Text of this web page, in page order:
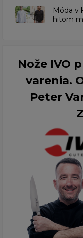
​Móda v
hitom
Nože IVO
varenia.
Peter